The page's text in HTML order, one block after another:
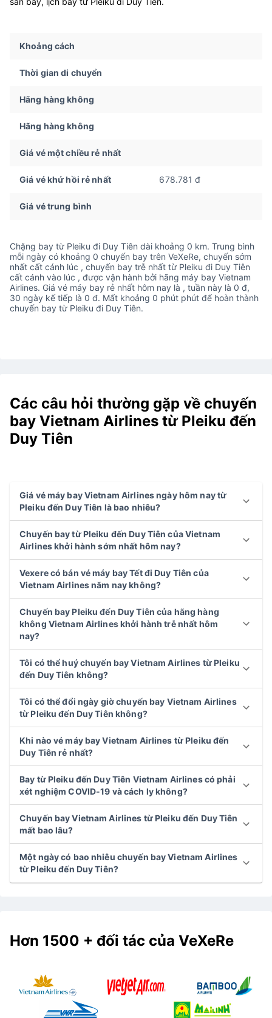
Khoảng cách
Thời gian di chuyển
Hãng hàng không
Hãng hàng không
Giá vé một chiều rẻ nhất
Giá vé khứ hồi rẻ nhất 678.781 đ
Giá vé trung bình
Chặng bay từ Pleiku đi Duy Tiên dài khoảng 0 km. Trung bình
mỗi ngày có khoảng 0 chuyến bay trên VeXeRe, chuyến sớm
nhất cất cánh lúc , chuyến bay trễ nhất từ Pleiku đi Duy Tiên
cất cánh vào lúc , được vận hành bởi hãng máy bay Vietnam
Airlines. Giá vé máy bay rẻ nhất hôm nay là , tuần này là 0 đ,
30 ngày kế tiếp là 0 đ. Mất khoảng 0 phút phút để hoàn thành
chuyến bay từ Pleiku đi Duy Tiên.
Các câu hỏi thường gặp về chuyến
bay Vietnam Airlines từ Pleiku đến
Duy Tiên
Giá vé máy bay Vietnam Airlines ngày hôm nay từ
Pleiku đến Duy Tiên là bao nhiêu?
Chuyến bay từ Pleiku đến Duy Tiên của Vietnam
Airlines khởi hành sớm nhất hôm nay?
Vexere có bán vé máy bay Tết đi Duy Tiên của
Vietnam Airlines năm nay không?
Chuyến bay Pleiku đến Duy Tiên của hãng hàng
không Vietnam Airlines khởi hành trễ nhất hôm
nay?
Tôi có thể huý chuyến bay Vietnam Airlines từ Pleiku
đến Duy Tiên không?
Tôi có thể đổi ngày giờ chuyến bay Vietnam Airlines
từ Pleiku đến Duy Tiên không?
Khi nào vé máy bay Vietnam Airlines từ Pleiku đến
Duy Tiên rẻ nhất?
Bay từ Pleiku đến Duy Tiên Vietnam Airlines có phải
xét nghiệm COVID-19 và cách ly không?
Chuyến bay Vietnam Airlines từ Pleiku đến Duy Tiên
mất bao lâu?
Một ngày có bao nhiêu chuyến bay Vietnam Airlines
từ Pleiku đến Duy Tiên?
Hơn 1500 + đối tác của VeXeRe